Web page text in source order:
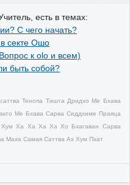
есть в темах:
С чего начать?
секте Ошо
к оlo и всем)
быть собой?
Тенопа Тишта Дридхо Ме Бхава
Ме Бхава Сарва Сиддхиме Праяца
Ха Ха Ха Ха Хо Бхагаван Сарва
Маха Самая Саттва Ах Хум Пхат